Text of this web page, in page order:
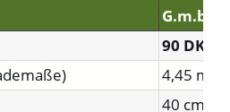
G.m.b.H
90 DK
(Lademaße)
4,45 m x
40 cm